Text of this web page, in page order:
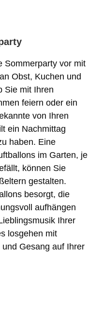
Sommerparty vor mit
Obst, Kuchen und
Sie mit Ihren
feiern oder ein
von Ihren
ein Nachmittag
haben. Eine
im Garten, je
können Sie
gestalten.
besorgt, die
aufhängen
Ihrer
losgehen mit
Gesang auf Ihrer